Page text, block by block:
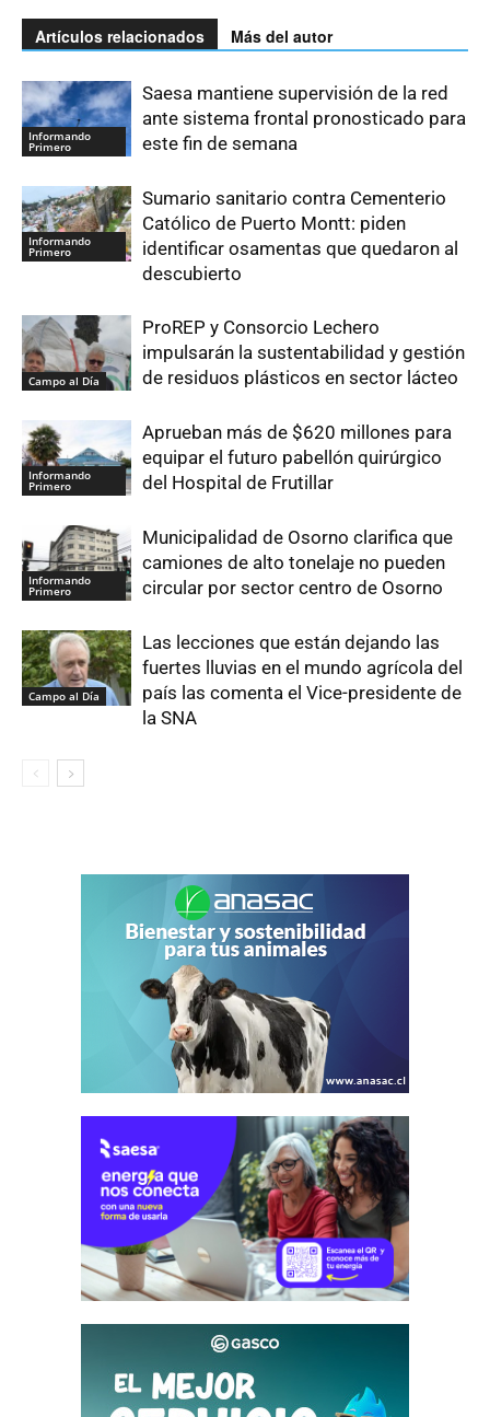
Artículos relacionados Más del autor
Informando
Primero
Saesa mantiene supervisión de la red
ante sistema frontal pronosticado para
este fin de semana
Informando
Primero
Sumario sanitario contra Cementerio
Católico de Puerto Montt: piden
identificar osamentas que quedaron al
descubierto
Campo al Día
ProREP y Consorcio Lechero
impulsarán la sustentabilidad y gestión
de residuos plásticos en sector lácteo
Informando
Primero
Aprueban más de $620 millones para
equipar el futuro pabellón quirúrgico
del Hospital de Frutillar
Informando
Primero
Municipalidad de Osorno clarifica que
camiones de alto tonelaje no pueden
circular por sector centro de Osorno
Campo al Día
Las lecciones que están dejando las
fuertes lluvias en el mundo agrícola del
país las comenta el Vice-presidente de
la SNA